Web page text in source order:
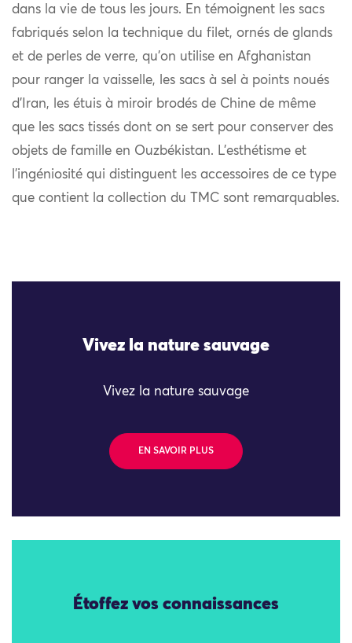
dans la vie de tous les jours. En témoignent les sacs
fabriqués selon la technique du filet, ornés de glands
et de perles de verre, qu’on utilise en Afghanistan
pour ranger la vaisselle, les sacs à sel à points noués
d’Iran, les étuis à miroir brodés de Chine de même
que les sacs tissés dont on se sert pour conserver des
objets de famille en Ouzbékistan. L’esthétisme et
l’ingéniosité qui distinguent les accessoires de ce type
que contient la collection du TMC sont remarquables.
Vivez la nature sauvage
Vivez la nature sauvage
EN SAVOIR PLUS
Étoffez vos connaissances